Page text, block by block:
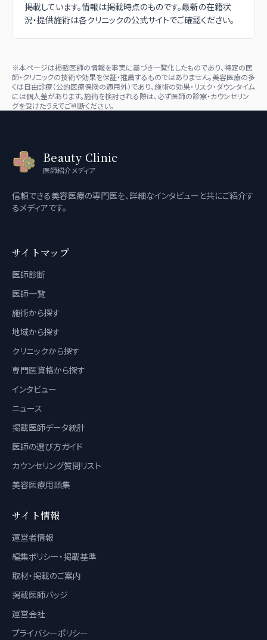
掲載しています。情報は掲載時点のものです。最新の在籍状
況・提供施術は各クリニックの公式サイトでご確認ください。
※本ページは掲載医師の情報を事実に基づき一覧化したものであり、特定の医
師・クリニックの技術や効果を保証・推薦するものではありません。美容医療の多
くは自由診療（公的医療保険の適用外）であり、施術の効果・リスク・ダウンタイム
には個人差があります。施術を検討される際は、必ず医師の診察・カウンセリン
グを受けたうえでご判断ください。
Beauty Clinic
医師紹介メディア
信頼できる美容医療の専門医を、詳細なインタビューと共にご紹介す
るメディアです。
サイトマップ
医師診断
医師一覧
施術から探す
地域から探す
クリニックから探す
専門医資格から探す
インタビュー
ニュース
掲載医師データ統計
医師の選び方ガイド
カウンセリング質問リスト
美容医療用語集
サイト情報
運営者情報
編集ポリシー・掲載基準
取材・掲載のご案内
掲載医師バッジ
運営会社
プライバシーポリシー